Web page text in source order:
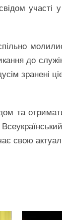
участі
до
зранені
та
свою